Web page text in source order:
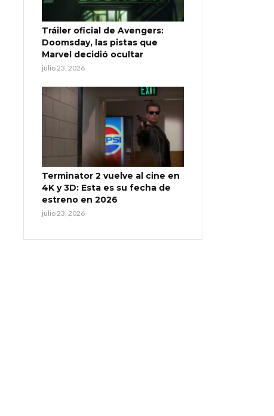
Tráiler oficial de Avengers:
Doomsday, las pistas que
Marvel decidió ocultar
julio 23, 2026
Terminator 2 vuelve al cine en
4K y 3D: Esta es su fecha de
estreno en 2026
julio 23, 2026